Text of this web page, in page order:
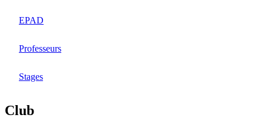
EPAD
Professeurs
Stages
Club